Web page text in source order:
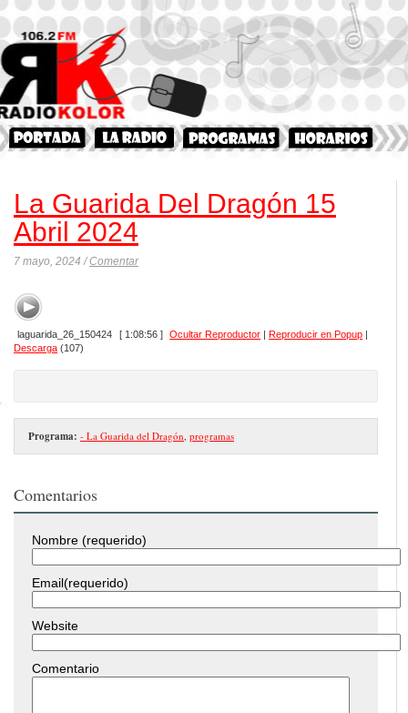
La Guarida Del Dragón 15
Abril 2024
7 mayo, 2024 /Comentar
laguarida_26_150424 [ 1:08:56 ] Ocultar Reproductor |Reproducir en Popup |
Descarga (107)
Programa: - La Guarida del Dragón programas
Comentarios
Nombre (requerido)
Email(requerido)
Website
Comentario